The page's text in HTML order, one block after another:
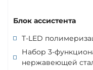
Блок ассистента
T-LED
Набор 3-
нержавеющей